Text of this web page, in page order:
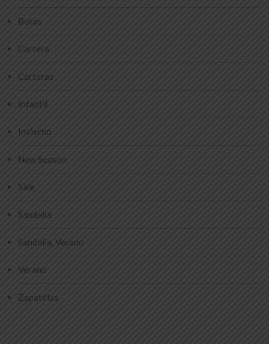
Botas
Cartera
Carteras
Infantil
Invierno
New Season
Sale
Sandalia
Sandalia, Verano
Verano
Zapatillas